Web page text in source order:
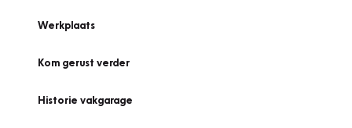
Werkplaats
Kom gerust verder
Historie vakgarage